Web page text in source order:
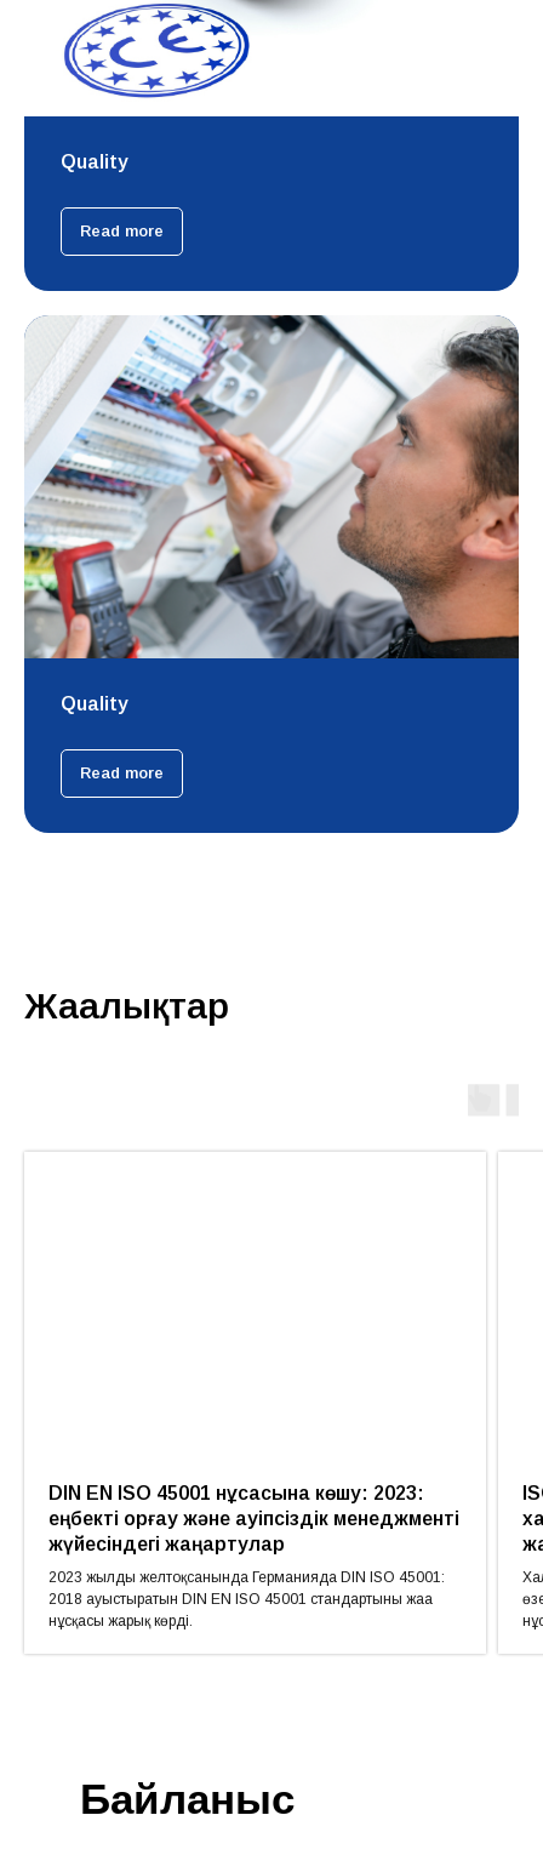
Quality
Read more
Quality
Read more
Жаңалықтар
DIN EN ISO 45001 нұсқасына көшу: 2023:
еңбекті қорғау және қауіпсіздік менеджменті
жүйесіндегі жаңартулар
2023 жылдың желтоқсанында Германияда DIN ISO 45001:
2018 ауыстыратын DIN EN ISO 45001 стандартының жаңа
нұсқасы жарық көрді.
Байланыс